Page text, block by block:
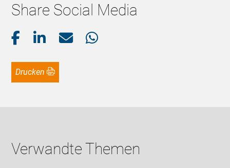
Share Social Media
Drucken
Verwandte Themen